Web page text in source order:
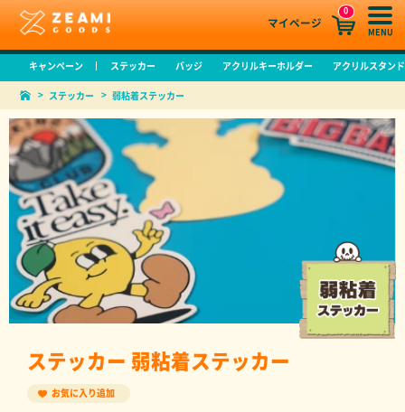
MENU
マイページ
0
キャンペーン ステッカー バッジ アクリルキーホルダー アクリルスタンド
ステッカー 弱粘着ステッカー
ステッカー 弱粘着ステッカー
お気に入り追加